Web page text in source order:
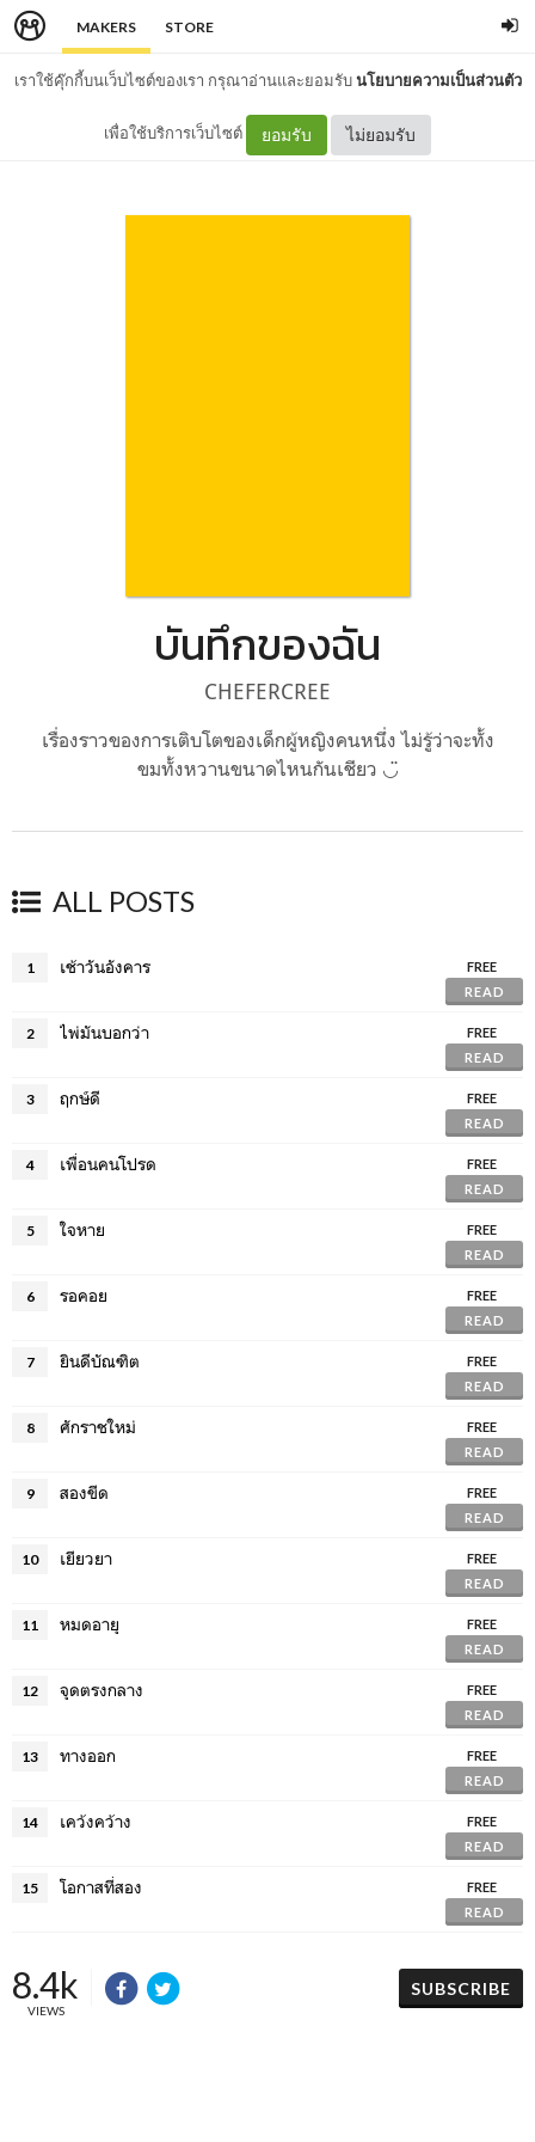
MAKERS STORE
เราใช้คุ๊กกี้บนเว็บไซต์ของเรา กรุณาอ่านและยอมรับนโยบายความเป็นส่วนตัว
เพื่อใช้บริการเว็บไซต์ ยอมรับ ไม่ยอมรับ
บันทึกของฉัน
CHEFERCREE
เรื่องราวของการเติบโตของเด็กผู้หญิงคนหนึ่ง ไม่รู้ว่าจะทั้ง
ขมทั้งหวานขนาดไหนกันเชียว ◡̈
ALL POSTS
1 เช้าวันอังคาร
FREE
READ
2 ไพ่มันบอกว่า
FREE
READ
3 ฤกษ์ดี
FREE
READ
4 เพื่อนคนโปรด
FREE
READ
5 ใจหาย
FREE
READ
6 รอคอย
FREE
READ
7 ยินดีบัณฑิต
FREE
READ
8 ศักราชใหม่
FREE
READ
9 สองขีด
FREE
READ
10 เยียวยา
FREE
READ
11 หมดอายุ
FREE
READ
12 จุดตรงกลาง
FREE
READ
13 ทางออก
FREE
READ
14 เคว้งคว้าง
FREE
READ
15 โอกาสที่สอง
FREE
READ
8.4k
VIEWS
SUBSCRIBE